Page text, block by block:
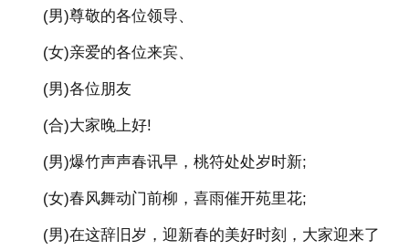
(男)尊敬的各位领导、
(女)亲爱的各位来宾、
(男)各位朋友
(合)大家晚上好!
(男)爆竹声声春讯早，桃符处处岁时新;
(女)春风舞动门前柳，喜雨催开苑里花;
(男)在这辞旧岁，迎新春的美好时刻，大家迎来了